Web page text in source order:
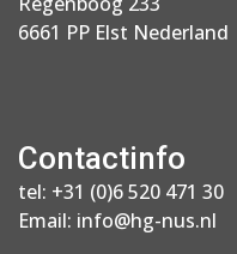
6661 PP Elst Nederland
Contactinfo
tel: +31 (0)6 520 471 30
Email: info@hg-nus.nl